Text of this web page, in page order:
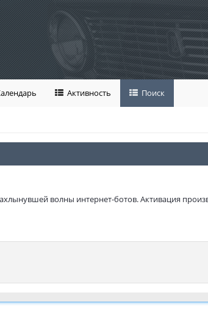
Активность Поиск
волны интернет-ботов. Активация